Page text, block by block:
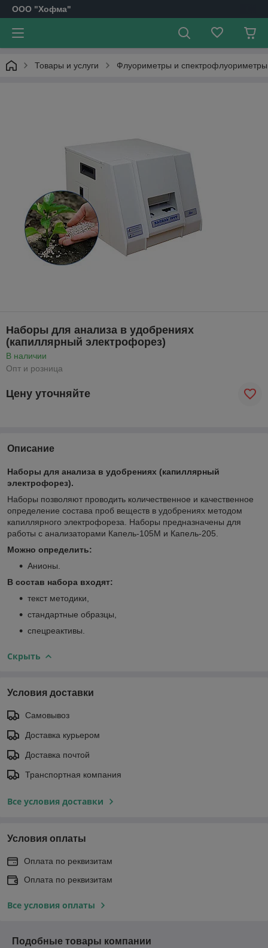
OOO "Хофма"
Товары и услуги Флуориметры и спектрофлуориметры
Наборы для анализа в удобрениях
(капиллярный электрофорез)
В наличии
Опт и розница
Цену уточняйте
Описание
Наборы для анализа в удобрениях (капиллярный
электрофорез).
Наборы позволяют проводить количественное и качественное
определение состава проб веществ в удобрениях методом
капиллярного электрофореза. Наборы предназначены для
работы с анализаторами Капель-105М и Капель-205.
Можно определить:
Анионы.
В состав набора входят:
текст методики,
стандартные образцы,
спецреактивы.
Скрыть
Условия доставки
Самовывоз
Доставка курьером
Доставка почтой
Транспортная компания
Все условия доставки
Условия оплаты
Оплата по реквизитам
Оплата по реквизитам
Все условия оплаты
Подобные товары компании